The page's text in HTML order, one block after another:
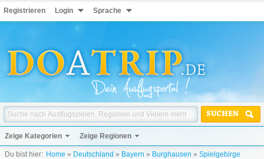
Registrieren Login Sprache
SUCHEN
Zeige Kategorien Zeige Regionen
Du bist hier: Home » Deutschland » Bayern » Burghausen » Spielgebirge